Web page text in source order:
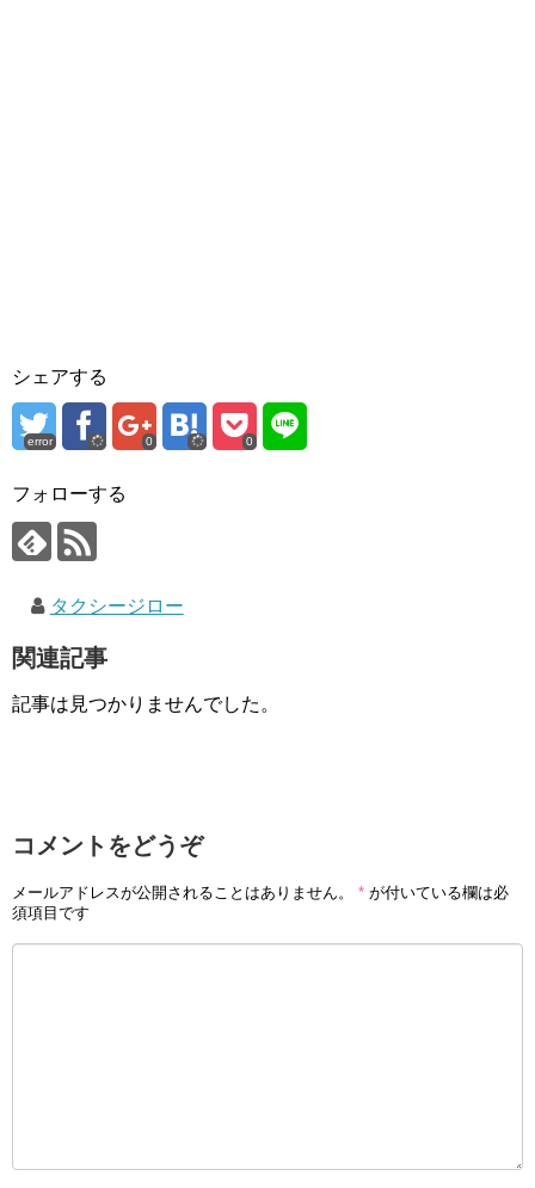
シェアする
error 0 0
フォローする
タクシージロー
関連記事
記事は見つかりませんでした。
コメントをどうぞ
メールアドレスが公開されることはありません。 * が付いている欄は必
須項目です